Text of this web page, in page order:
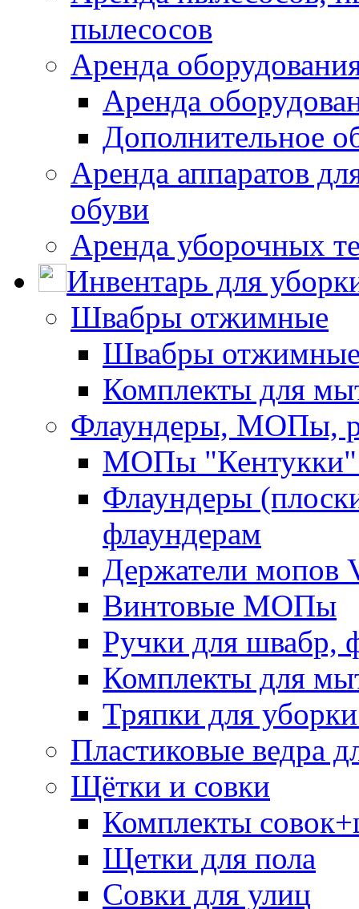
пылесосов
Аренда
Аренда
Дополнительное
Аренда аппаратов
обуви
Аренда уборочных
Инвентарь для
Швабры отжимные
Швабры
Комплекты для
Флаундеры, МОПы,
МОПы "Кентукки"
Флаундеры
флаундерам
Держатели мопов
Винтовые МОПы
Ручки для швабр,
Комплекты для
Тряпки для
Пластиковые ведра
Щётки и совки
Комплекты
Щетки для пола
Совки для улиц